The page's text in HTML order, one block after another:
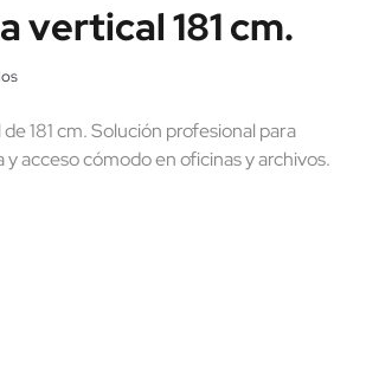
vertical 181 cm.
181 cm. Solución profesional para
acceso cómodo en oficinas y archivos.